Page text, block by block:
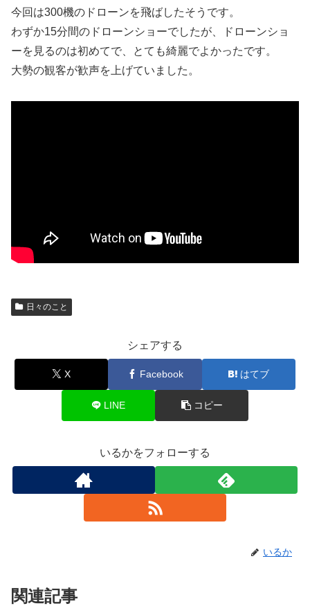
今回は300機のドローンを飛ばしたそうです。
わずか15分間のドローンショーでしたが、ドローンショ
ーを見るのは初めてで、とても綺麗でよかったです。
大勢の観客が歓声を上げていました。
日々のこと
シェアする
X Facebook はてブ
LINE コピー
いるかをフォローする
いるか
関連記事